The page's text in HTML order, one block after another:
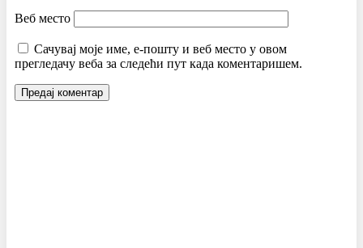
Веб место
Сачувај моје име, е-пошту и веб место у овом
прегледачу веба за следећи пут када коментаришем.